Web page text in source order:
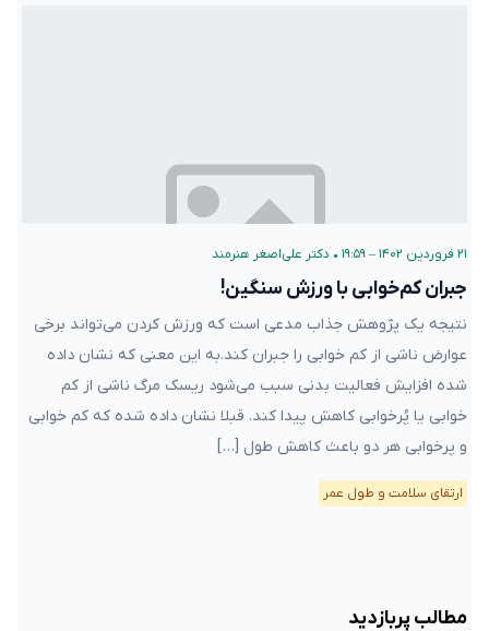
۲۱ فروردین ۱۴۰۲ – ۱۹:۵۹ • دکتر علی‌اصغر هنرمند
جبران کم‌خوابی با ورزش سنگین!
نتیجه یک پژوهش جذاب مدعی است که ورزش کردن می‌تواند برخی
عوارض ناشی از کم خوابی را جبران کند.به این معنی که نشان داده
شده افزایش فعالیت بدنی سبب می‌شود ریسک مرگ ناشی از کم
خوابی یا پُرخوابی کاهش پیدا کند. قبلا نشان داده شده که کم خوابی
و پرخوابی هر دو باعث کاهش طول […]
ارتقای سلامت و طول عمر
مطالب پربازدید